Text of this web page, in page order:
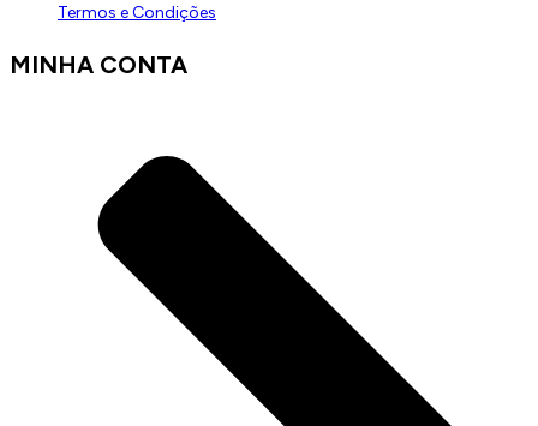
Termos e Condições
MINHA CONTA